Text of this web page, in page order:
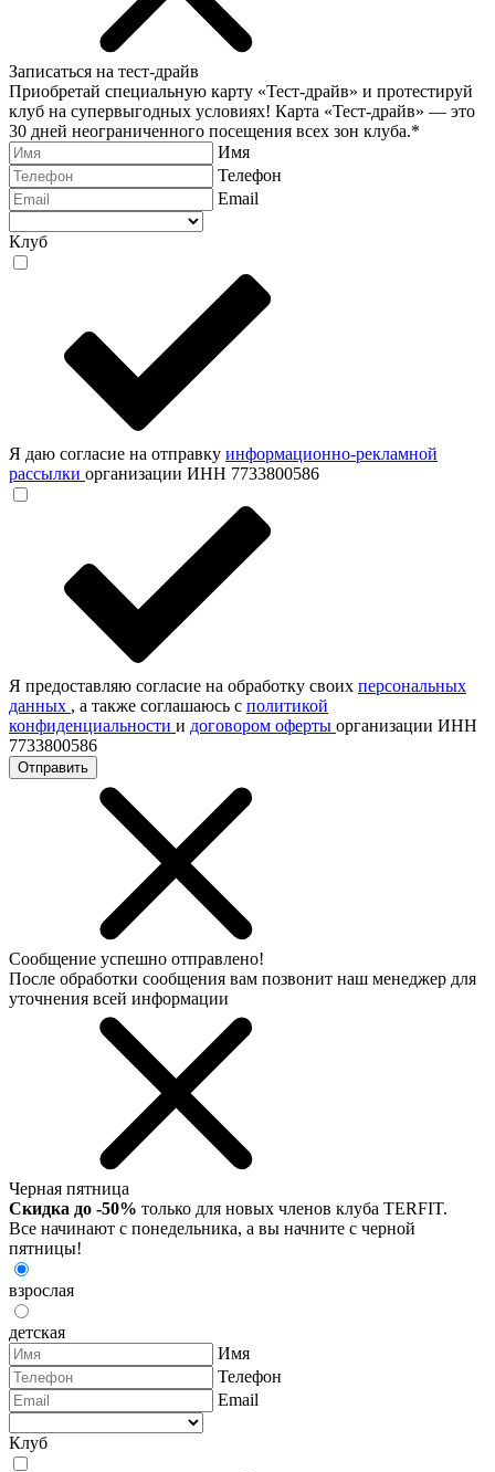
Записаться на тест-драйв
Приобретай специальную карту «Тест-драйв» и протестируй
клуб на супервыгодных условиях! Карта «Тест-драйв» — это
30 дней неограниченного посещения всех зон клуба.*
Имя
Телефон
Email
Клуб
Я даю согласие на отправку информационно-рекламной
рассылки организации ИНН 7733800586
Я предоставляю согласие на обработку своих персональных
данных , а также соглашаюсь с политикой
конфиденциальности и договором оферты организации ИНН
7733800586
Отправить
Сообщение успешно отправлено!
После обработки сообщения вам позвонит наш менеджер для
уточнения всей информации
Черная пятница
Скидка до -50% только для новых членов клуба TERFIT.
Все начинают с понедельника, а вы начните с черной
пятницы!
взрослая
детская
Имя
Телефон
Email
Клуб